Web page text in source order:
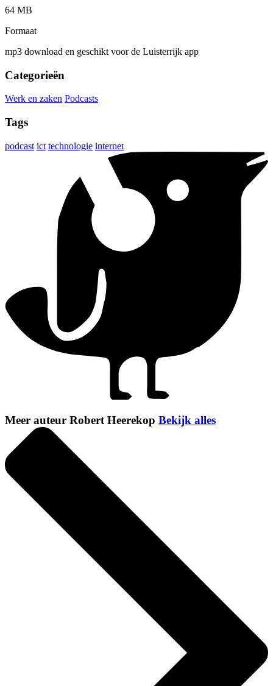
64 MB
Formaat
mp3 download en geschikt voor de Luisterrijk app
Categorieën
Werk en zaken Podcasts
Tags
podcast ict technologie internet
Meer auteur Robert Heerekop Bekijk alles